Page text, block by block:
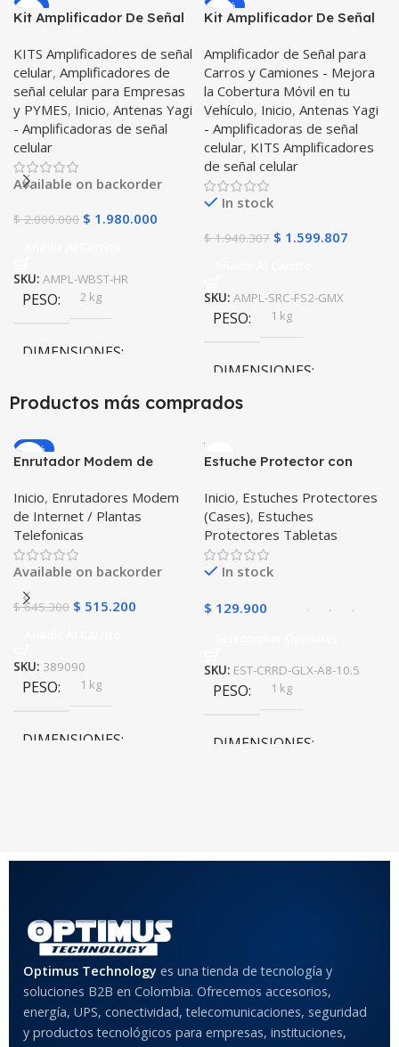
-1%
Kit Amplificador De Señal
Room Repetidor Redes
4GLTE
KITS Amplificadores de señal
celular, Amplificadores de
señal celular para Empresas
y PYMES, Inicio, Antenas Yagi
- Amplificadoras de señal
celular
Available on backorder
$2.000.000 $ 1.980.000
SKU: AMPL-WBST-HR
PESO 2 kg
DIMENSIONES
3 × 16,5 × 10,7 cm
-18%
Kit Amplificador De Señal
Go Max Repetidor Redes
4GLTE – Vehículos
Automóviles
Amplificador de Señal para
Carros y Camiones - Mejora
la Cobertura Móvil en tu
Vehículo, Inicio, Antenas Yagi
- Amplificadoras de señal
celular, KITS Amplificadores
de señal celular
In stock
$1.940.307 $ 1.599.807
SKU: AMPL-SRC-FS2-GMX
PESO 1 kg
DIMENSIONES
Productos más comprados
-20%
Enrutador Modem de
Libre Todo Operador 4G
LTE SIMCARD
Inicio, Enrutadores Modem
de Internet / Plantas
Telefonicas
Available on backorder
$645.300 $ 515.200
SKU: 389090
PESO 1 kg
DIMENSIONES
Estuche Protector con
Tablet Samsung Galaxy
Tab A8 10.5 2021 – 2022
SM-x200 SM-x205 Anti
golpes con soporte
Inicio, Estuches Protectores
(Cases), Estuches
Protectores Tabletas
In stock
$ 129.900
SKU: EST-CRRD-GLX-A8-10.5
PESO 1 kg
DIMENSIONES
Anti-Shock
MODELO DE TABLETS
Optimus Technology es una tienda de tecnología y
soluciones B2B en Colombia. Ofrecemos accesorios,
energía, UPS, conectividad, telecomunicaciones, seguridad
y productos tecnológicos para empresas, instituciones,